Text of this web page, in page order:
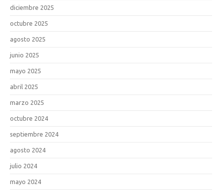
diciembre 2025
octubre 2025
agosto 2025
junio 2025
mayo 2025
abril 2025
marzo 2025
octubre 2024
septiembre 2024
agosto 2024
julio 2024
mayo 2024